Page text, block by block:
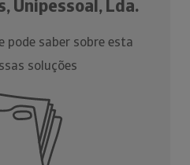
Unipessoal, Lda.
pode saber sobre esta
soluções